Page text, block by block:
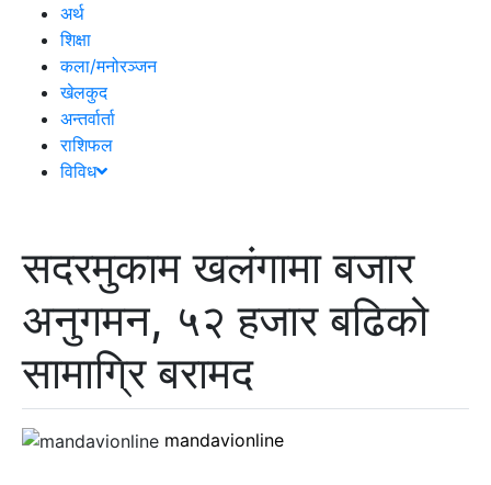
अर्थ
शिक्षा
कला/मनोरञ्जन
खेलकुद
अन्तर्वार्ता
राशिफल
विविध
सदरमुकाम खलंगामा बजार
अनुगमन, ५२ हजार बढिको
सामाग्रि बरामद
mandavionline